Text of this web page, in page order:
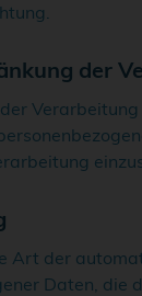
der
Art der
Daten, die